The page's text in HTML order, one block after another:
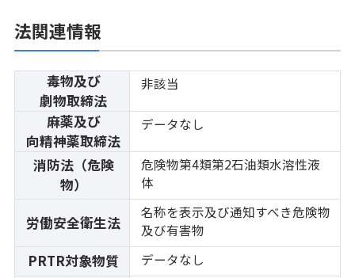
法関連情報
毒物及び
劇物取締法
非該当
麻薬及び
向精神薬取締法
データなし
消防法（危険
物）
危険物第4類第2石油類水溶性液
体
労働安全衛生法
名称を表示及び通知すべき危険物
及び有害物
PRTR対象物質 データなし